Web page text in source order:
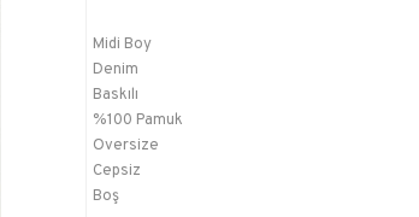
Midi Boy
Denim
Baskılı
%100 Pamuk
Oversize
Cepsiz
Boş